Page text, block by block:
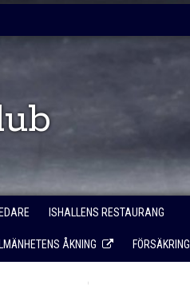
ISHALLENS RESTAURANG
ÅKNING FÖRSÄKRING